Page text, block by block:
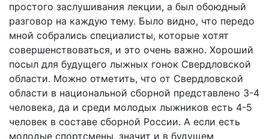
простого заслушивания лекции, а был обоюдный
разговор на каждую тему. Было видно, что передо
мной собрались специалисты, которые хотят
совершенствоваться, и это очень важно. Хороший
посыл для будущего лыжных гонок Свердловской
области. Можно отметить, что от Свердловской
области в национальной сборной представлено 3-4
человека, да и среди молодых лыжников есть 4-5
человек в составе сборной России. А если есть
молодые спортсмены, значит и в будущем